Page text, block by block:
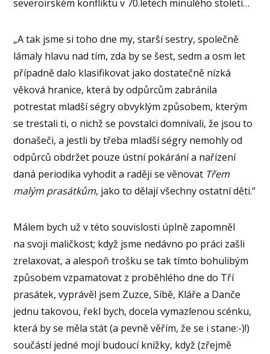
severoirském konfliktu v 70.letech minulého století…
„A tak jsme si toho dne my, starší sestry, společně
lámaly hlavu nad tím, zda by se šest, sedm a osm let
případně dalo klasifikovat jako dostatečně nízká
věková hranice, která by odpůrcům zabránila
potrestat mladší ségry obvyklým způsobem, kterým
se trestali ti, o nichž se povstalci domnívali, že jsou to
donašeči, a jestli by třeba mladší ségry nemohly od
odpůrců obdržet pouze ústní pokárání a nařízení
daná periodika vyhodit a raději se věnovat Třem
malým prasátkům, jako to dělají všechny ostatní děti.“
Málem bych už v této souvislosti úplně zapomněl
na svoji maličkost; když jsme nedávno po práci zašli
zrelaxovat, a alespoň trošku se tak tímto bohulibým
způsobem vzpamatovat z proběhlého dne do Tří
prasátek, vyprávěl jsem Zuzce, Síbě, Kláře a Danče
jednu takovou, řekl bych, docela vymazlenou scénku,
která by se měla stát (a pevně věřím, že se i stane:-)!)
součástí jedné mojí budoucí knížky, když (zřejmě